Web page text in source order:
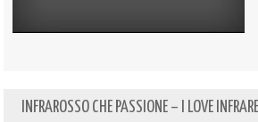
INFRAROSSO CHE PASSIONE – I LOVE